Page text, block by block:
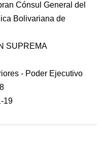
Cónsul General del
Bolivariana de
SUPREMA
- Poder Ejecutivo
19